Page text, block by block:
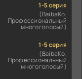
1-5 серия
(BaibaKo,
Профессиональный
многоголосый)
1-5 серия
(BaibaKo,
Профессиональный
многоголосый)